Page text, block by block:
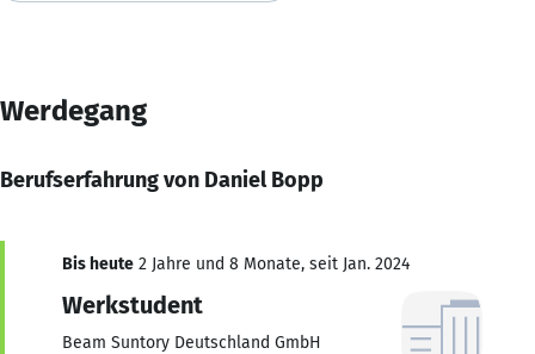
Werdegang
Berufserfahrung von Daniel Bopp
Bis heute 2 Jahre und 8 Monate, seit Jan. 2024
Werkstudent
Beam Suntory Deutschland GmbH